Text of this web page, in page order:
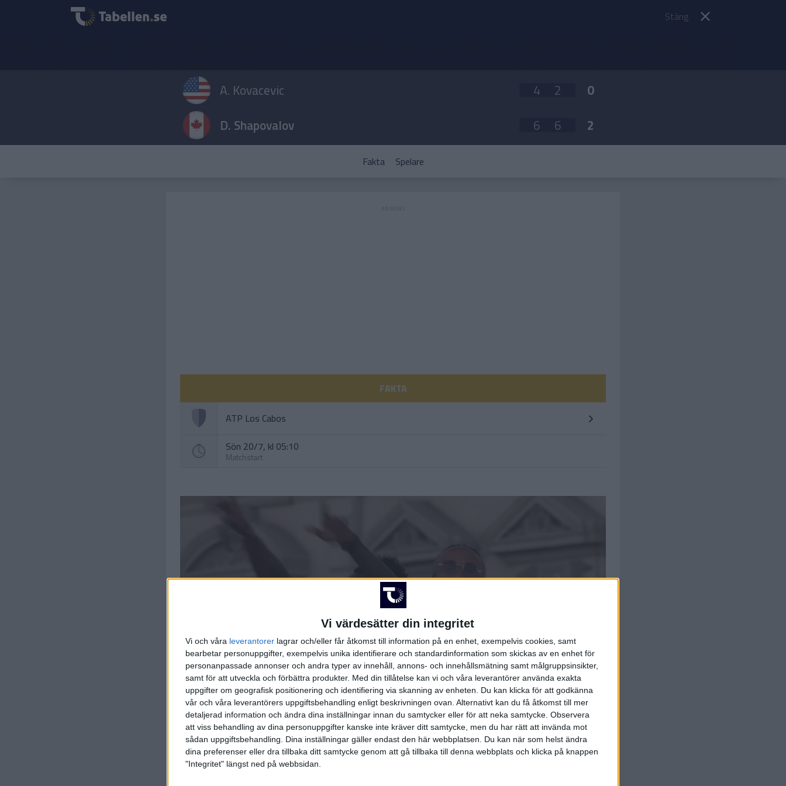
Vi värdesätter din integritet
Vi och våra leverantorer lagrar och/eller får åtkomst till information på en enhet, exempelvis cookies, samt
bearbetar personuppgifter, exempelvis unika identifierare och standardinformation som skickas av en enhet för
personanpassade annonser och andra typer av innehåll, annons- och innehållsmätning samt målgruppsinsikter,
samt för att utveckla och förbättra produkter. Med din tillåtelse kan vi och våra leverantörer använda exakta
uppgifter om geografisk positionering och identifiering via skanning av enheten. Du kan klicka för att godkänna
vår och våra leverantörers uppgiftsbehandling enligt beskrivningen ovan. Alternativt kan du få åtkomst till mer
detaljerad information och ändra dina inställningar innan du samtycker eller för att neka samtycke. Observera
att viss behandling av dina personuppgifter kanske inte kräver ditt samtycke, men du har rätt att invända mot
sådan uppgiftsbehandling. Dina inställningar gäller endast den här webbplatsen. Du kan när som helst ändra
dina preferenser eller dra tillbaka ditt samtycke genom att gå tillbaka till denna webbplats och klicka på knappen
"Integritet" längst ned på webbsidan.
Stäng
A. Kovacevic
D. Shapovalov
4
2
6
6
0
2
Fakta Spelare
FAKTA
ATP Los Cabos
Sön 20/7, kl 05:10
Matchstart